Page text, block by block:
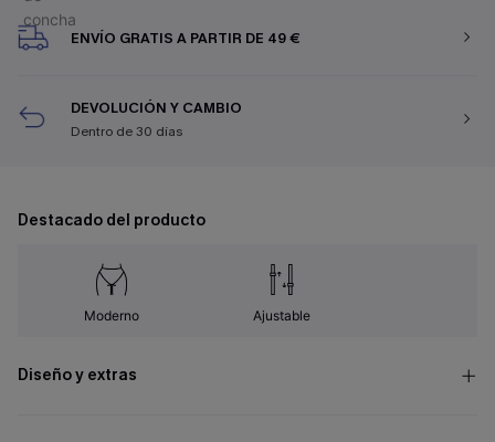
ENVÍO GRATIS A PARTIR DE 49 €
DEVOLUCIÓN Y CAMBIO
Dentro de 30 días
Destacado del producto
Moderno Ajustable
Diseño y extras